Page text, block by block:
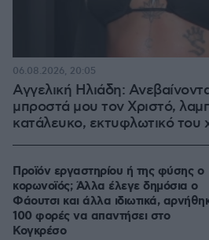
Αγγελική Ηλιάδη:
μπροστά μου τον Χριστό,
κατάλευκο, εκτυφλωτικό του
06.08.2026, 20:05
Προϊόν εργαστηρίου ή της φύσης ο
κορωνοϊός; Άλλα έλεγε δημόσια ο
Φάουτσι και άλλα ιδιωτικά,
100 φορές να απαντήσει στο
Κογκρέσο